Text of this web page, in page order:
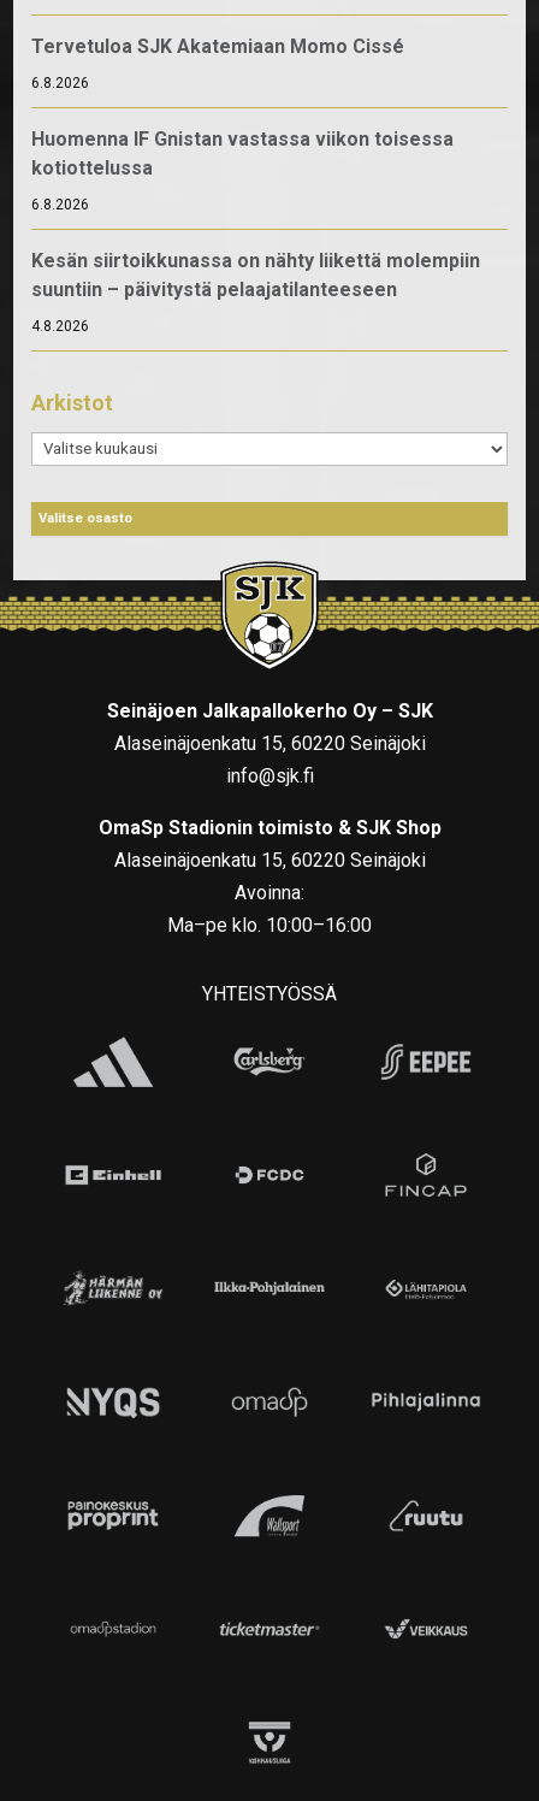
Tervetuloa SJK Akatemiaan Momo Cissé
6.8.2026
Huomenna IF Gnistan vastassa viikon toisessa
kotiottelussa
6.8.2026
Kesän siirtoikkunassa on nähty liikettä molempiin
suuntiin – päivitystä pelaajatilanteeseen
4.8.2026
Arkistot
Arkistot
Seinäjoen Jalkapallokerho Oy – SJK
Alaseinäjoenkatu 15, 60220 Seinäjoki
info@sjk.fi
OmaSp Stadionin toimisto & SJK Shop
Alaseinäjoenkatu 15, 60220 Seinäjoki
Avoinna:
Ma–pe klo. 10:00–16:00
YHTEISTYÖSSÄ